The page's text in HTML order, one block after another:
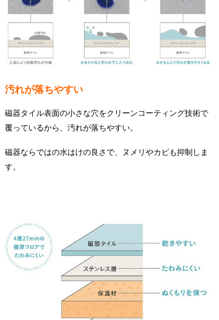
汚れが落ちやすい
磁器タイル表面の小さな穴をクリーンコーティング技術で
覆っているから、汚れが落ちやすい。
磁器ならではの水はけの良さで、ヌメリやカビも抑制しま
す。